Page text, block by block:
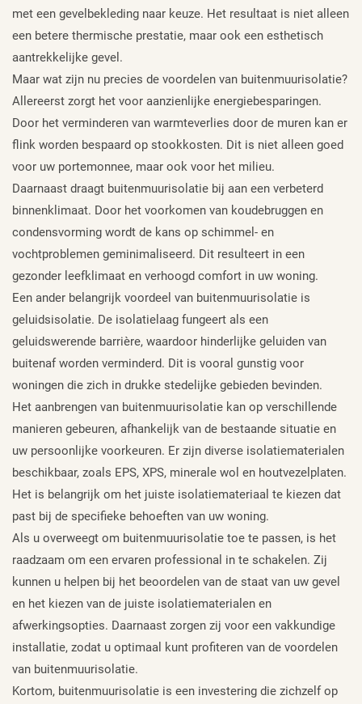
met een gevelbekleding naar keuze. Het resultaat is niet alleen
een betere thermische prestatie, maar ook een esthetisch
aantrekkelijke gevel.
Maar wat zijn nu precies de voordelen van buitenmuurisolatie?
Allereerst zorgt het voor aanzienlijke energiebesparingen.
Door het verminderen van warmteverlies door de muren kan er
flink worden bespaard op stookkosten. Dit is niet alleen goed
voor uw portemonnee, maar ook voor het milieu.
Daarnaast draagt buitenmuurisolatie bij aan een verbeterd
binnenklimaat. Door het voorkomen van koudebruggen en
condensvorming wordt de kans op schimmel- en
vochtproblemen geminimaliseerd. Dit resulteert in een
gezonder leefklimaat en verhoogd comfort in uw woning.
Een ander belangrijk voordeel van buitenmuurisolatie is
geluidsisolatie. De isolatielaag fungeert als een
geluidswerende barrière, waardoor hinderlijke geluiden van
buitenaf worden verminderd. Dit is vooral gunstig voor
woningen die zich in drukke stedelijke gebieden bevinden.
Het aanbrengen van buitenmuurisolatie kan op verschillende
manieren gebeuren, afhankelijk van de bestaande situatie en
uw persoonlijke voorkeuren. Er zijn diverse isolatiematerialen
beschikbaar, zoals EPS, XPS, minerale wol en houtvezelplaten.
Het is belangrijk om het juiste isolatiemateriaal te kiezen dat
past bij de specifieke behoeften van uw woning.
Als u overweegt om buitenmuurisolatie toe te passen, is het
raadzaam om een ervaren professional in te schakelen. Zij
kunnen u helpen bij het beoordelen van de staat van uw gevel
en het kiezen van de juiste isolatiematerialen en
afwerkingsopties. Daarnaast zorgen zij voor een vakkundige
installatie, zodat u optimaal kunt profiteren van de voordelen
van buitenmuurisolatie.
Kortom, buitenmuurisolatie is een investering die zichzelf op